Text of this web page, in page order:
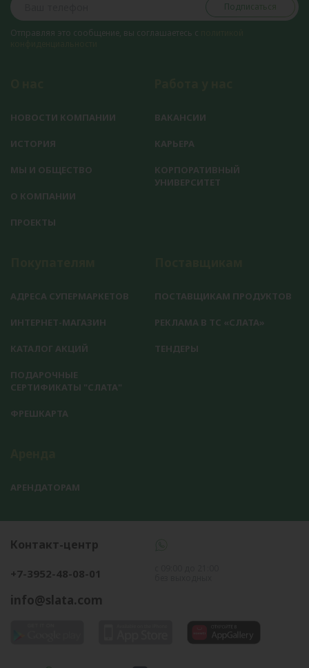
Подписаться
Отправляя это сообщение, вы соглашаетесь с
НОВОСТИ КОМПАНИИ
ИСТОРИЯ
МЫ И ОБЩЕСТВО
О КОМПАНИИ
ПРОЕКТЫ
ВАКАНСИИ
КАРЬЕРА
КОРПОРАТИВНЫЙ
УНИВЕРСИТЕТ
АДРЕСА СУПЕРМАРКЕТОВ
ИНТЕРНЕТ-МАГАЗИН
КАТАЛОГ АКЦИЙ
ПОДАРОЧНЫЕ
СЕРТИФИКАТЫ "СЛАТА"
ФРЕШКАРТА
ПОСТАВЩИКАМ ПРОДУКТОВ
РЕКЛАМА В ТС «СЛАТА»
ТЕНДЕРЫ
АРЕНДАТОРАМ
Контакт-центр
+7-3952-48-08-01
info@slata.com